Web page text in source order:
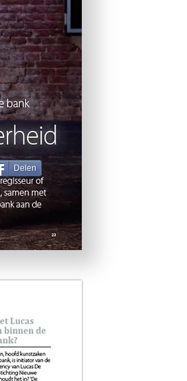
Delen